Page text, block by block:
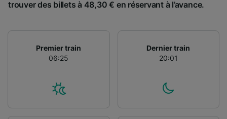
trouver des billets à 48,30 € en réservant à l’avance.
Premier train
06:25
Dernier train
20:01